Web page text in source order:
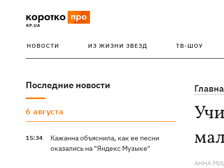
НОВОСТИ ИЗ ЖИЗНИ ЗВЕЗД ТВ-ШОУ
Последние новости
6 августа
15:34
Кажанна объяснила, как ее песни
оказались на "Яндекс Музыке"
АННА